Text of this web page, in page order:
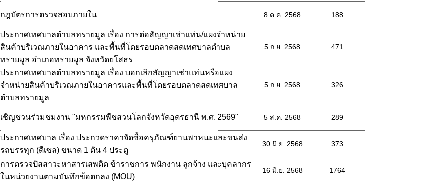
กฎบัตรการตรวจสอบภายใน 8 ต.ค. 2568 188
ประกาศเทศบาลตำบลทรายมูล เรื่อง การต่อสัญญาเช่าแท่น/แผงจำหน่าย
สินค้าบริเวณภายในอาคาร และพื้นที่โดยรอบตลาดสดเทศบาลตำบล
ทรายมูล อำเภอทรายมูล จังหวัดยโสธร
5 ก.ย. 2568 471
ประกาศเทศบาลตำบลทรายมูล เรื่อง บอกเลิกสัญญาเช่าแท่นหรือแผง
จำหน่ายสินค้าบริเวณภายในอาคารและพื้นที่โดยรอบตลาดสดเทศบาล
ตำบลทรายมูล
5 ก.ย. 2568 326
เชิญชวนร่วมชมงาน "มหกรรมพืชสวนโลกจังหวัดอุดรธานี พ.ศ. 2569" 5 ส.ค. 2568 289
ประกาศเทศบาล เรื่อง ประกวดราคาจัดซื้อครุภัณฑ์ยานพาหนะและขนส่ง
รถบรรทุก (ดีเซล) ขนาด 1 ตัน 4 ประตู
30 มิ.ย. 2568 373
การตรวจปัสสาวะหาสารเสพติด ข้าราชการ พนักงาน ลูกจ้าง และบุคลากร
ในหน่วยงานตามบันทึกข้อตกลง (MOU)
16 มิ.ย. 2568 1764